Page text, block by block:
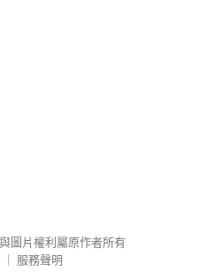
圖片權利屬原作者所有
服務聲明